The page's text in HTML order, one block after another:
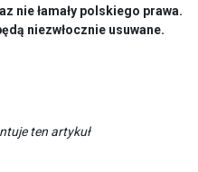
nie łamały polskiego prawa.
niezwłocznie usuwane.
ten artykuł